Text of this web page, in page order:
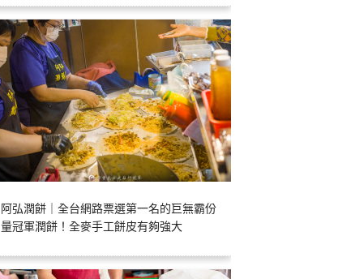
阿弘潤餅｜全台網路票選第一名的巨無霸份
量冠軍潤餅！全麥手工餅皮有夠強大